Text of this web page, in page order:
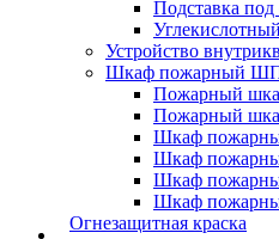
Подставка
Устройство
Шкаф пожарный
Пожарный
Пожарный
Шкаф
Шкаф
Шкаф
Шкаф
Огнезащитная краска